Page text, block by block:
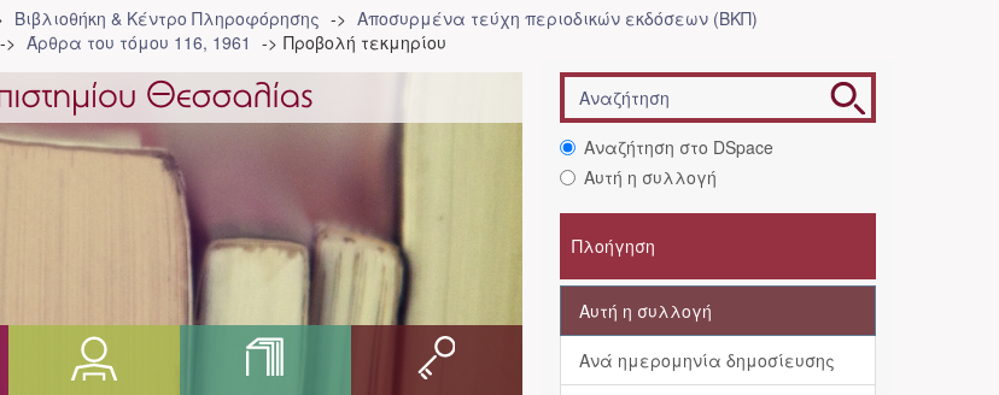
Βιβλιοθήκη & Κέντρο Πληροφόρησης
Αποσυρμένα τεύχη περιοδικών εκδόσεων (ΒΚΠ)
Άρθρα του τόμου 116, 1961 Προβολή τεκμηρίου
Αναζήτηση στο DSpace
Αυτή η συλλογή
Πλοήγηση
Αυτή η συλλογή
Ανά ημερομηνία δημοσίευσης